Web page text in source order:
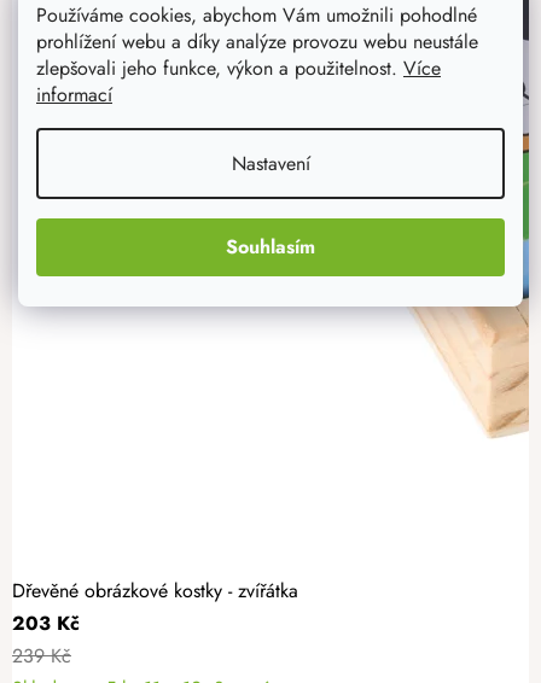
Používáme cookies, abychom Vám umožnili pohodlné
prohlížení webu a díky analýze provozu webu neustále
zlepšovali jeho funkce, výkon a použitelnost. Více
informací
Nastavení
Souhlasím
Dřevěné obrázkové kostky - zvířátka
203 Kč
239 Kč